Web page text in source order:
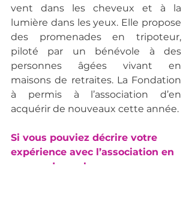
vent dans les cheveux et à la
lumière dans les yeux. Elle propose
des promenades en tripoteur,
piloté par un bénévole à des
personnes âgées vivant en
maisons de retraites. La Fondation
à permis à l’association d’en
acquérir de nouveaux cette année.
Si vous pouviez décrire votre
expérience avec l’association en
une ou deux phrases :